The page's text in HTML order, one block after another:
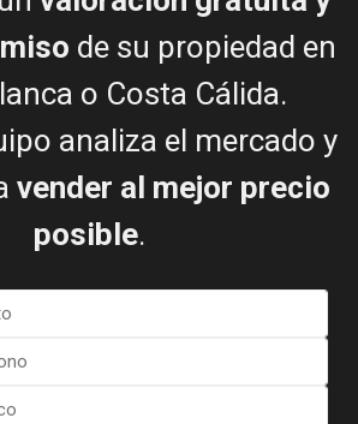
y vendedor felices
de su propiedad en
o Costa Cálida.
analiza el mercado y
vender al mejor precio
posible.